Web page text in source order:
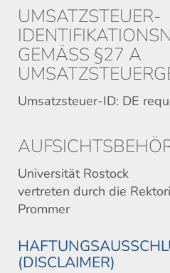
UMSATZSTEUER-
GEMÄSS §27 A U
Umsatzsteuer-ID: DE
Universität Rostock
vertreten durch die
Prommer
(DISCLAIMER)